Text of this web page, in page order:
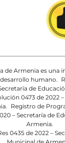
de Armenia es una
humano.
de
0473 de 2022
Registro de
– Secretaría de
Armenia.
0435 de 2022 –